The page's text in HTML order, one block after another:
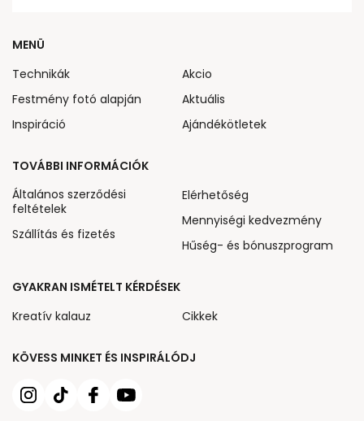
KÖVESS MINKET ÉS INSPIRÁLÓDJ
MENÜ
Technikák
Festmény fotó alapján
Inspiráció
Akcio
Aktuális
Ajándékötletek
TOVÁBBI INFORMÁCIÓK
Általános szerződési
feltételek
Szállítás és fizetés
Elérhetőség
Mennyiségi kedvezmény
Hűség- és bónuszprogram
GYAKRAN ISMÉTELT KÉRDÉSEK
Kreatív kalauz
Cikkek